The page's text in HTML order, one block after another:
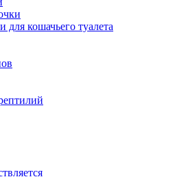
для кошачьего туалета